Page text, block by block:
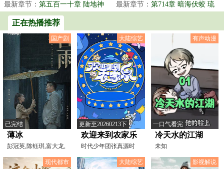
年代，这里诸子...
最新章节： 第五百一十章 陆地神
仙，乐土（完）
的散修。苦修二...
最新章节： 第714章 暗海伏蛟 琉
正在热播推荐
国产剧
已完结
薄冰
彭冠英,陈钰琪,富大龙,
高瀚宇,陈小纭,王劲
大陆综艺
更新至20260213下
欢迎来到农家乐
时代少年团张真源时
代少年团贺峻霖杨迪
颜安
有声动漫
一口气看完
冷天水的江湖
未知
现代都市 大陆综艺 影视解说